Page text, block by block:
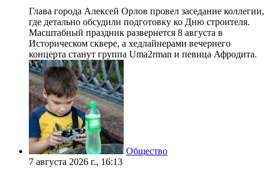
Глава города Алексей Орлов провел заседание коллегии,
где детально обсудили подготовку ко Дню строителя.
Масштабный праздник развернется 8 августа в
Историческом сквере, а хедлайнерами вечернего
концерта станут группа Uma2rman и певица Афродита.
Общество
7 августа 2026 г., 16:13